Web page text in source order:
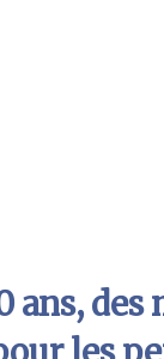
ans,